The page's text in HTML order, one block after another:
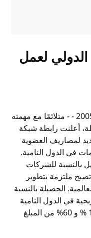
لعمل
‏ - - 19 أبريل 2005 - - متلائمًا مع مهمته
أعلنت رابطة شبكة
لمصاريف العضوية
في الدول النامية.
بالنسبة للشركات
ملتزمة بتطوير
الحصيلة بالنسبة
في الدول النامية
هي تخفيض في الاشتراك يتراوح بين 15 % و 60% من المبلغ